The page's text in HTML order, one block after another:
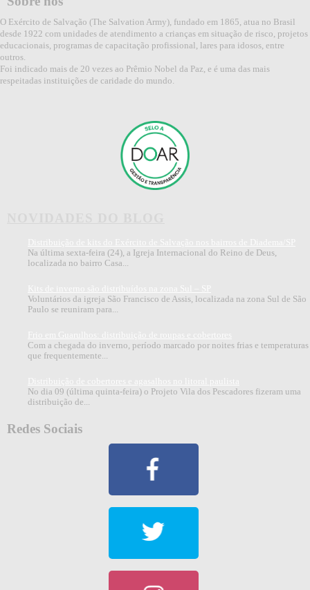
O Exército de Salvação (The Salvation Army), fundado em 1865, atua no Brasil
desde 1922 com unidades de atendimento a crianças em situação de risco, projetos
educacionais, programas de capacitação profissional, lares para idosos, entre
outros.
Foi indicado mais de 20 vezes ao Prêmio Nobel da Paz, e é uma das mais
respeitadas instituições de caridade do mundo.
Na última sexta-feira (24), a Igreja Internacional do Reino de Deus,
localizada no bairro Casa...
Voluntários da igreja São Francisco de Assis, localizada na zona Sul de São
Paulo se reuniram para...
Com a chegada do inverno, período marcado por noites frias e temperaturas
que frequentemente...
No dia 09 (última quinta-feira) o Projeto Vila dos Pescadores fizeram uma
distribuição de...
Redes Sociais